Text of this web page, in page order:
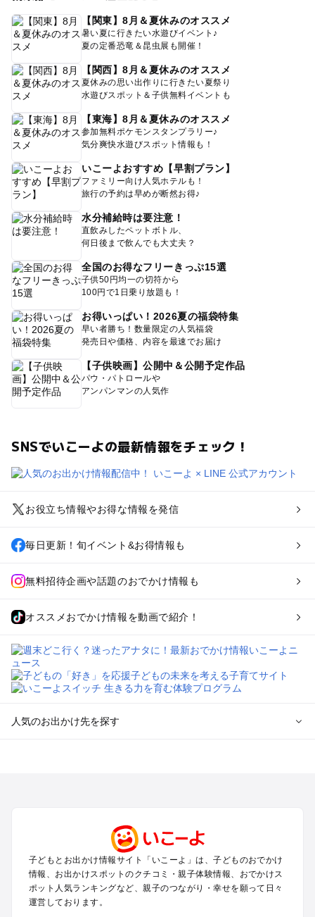
【関東】8月＆夏休みのオススメ
暑い夏に行きたい水遊びイベント♪
夏の定番恐竜＆昆虫展も開催！
【関西】8月＆夏休みのオススメ
夏休みの思い出作りに行きたい夏祭り
水遊びスポット＆子供無料イベントも
【東海】8月＆夏休みのオススメ
参加無料ポケモンスタンプラリー♪
気分爽快水遊びスポット情報も！
いこーよおすすめ【早割プラン】
ファミリー向け人気ホテルも！
旅行の予約は早めが断然お得♪
水分補給時は要注意！
直飲みしたペットボトル、
何日後まで飲んでも大丈夫？
全国のお得なフリーきっぷ15選
子供50円均一の切符から
100円で1日乗り放題も！
お得いっぱい！2026夏の福袋特集
早い者勝ち！数量限定の人気福袋
発売日や価格、内容を最速でお届け
【子供映画】公開中＆公開予定作品
パウ・パトロールや
アンパンマンの人気作
SNSでいこーよの最新情報をチェック！
お役立ち情報やお得な情報を発信
毎日更新！旬イベント&お得情報も
無料招待企画や話題のおでかけ情報も
オススメおでかけ情報を動画で紹介！
人気のお出かけ先を探す
関西のプールおでかけ
中国･四国のプールおでかけ
九州･沖縄のプールおでかけ
定番お出かけスポット
子どもとお出かけ情報サイト「いこーよ」は、子どものおでかけ
情報、お出かけスポットのクチコミ・親子体験情報、おでかけス
ポット人気ランキングなど、親子のつながり・幸せを願って日々
運営しております。